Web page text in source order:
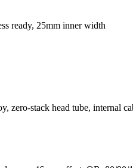
ready, 25mm inner width
zero-stack head tube, internal